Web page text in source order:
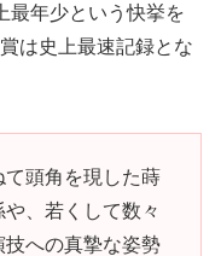
最年少という快挙を
は史上最速記録とな
て頭角を現した蒔
、若くして数々
への真摯な姿勢